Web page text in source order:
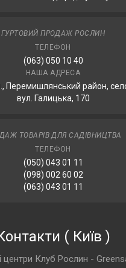
ГУРТОВИЙ ПРОДАЖ РОСЛИН
ТЕЛЕФОН
(063) 050 10 40
НАША АДРЕСА
Перемишлянський район,
вул. Галицька, 170
ТОВАРІВ ДЛЯ САДІВНИЦТВА
ТЕЛЕФОН
(050) 043 01 11
(098) 002 60 02
(063) 043 01 11
( Київ )
центри Клуб Рослин -